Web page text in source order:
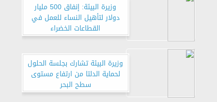
وزيرة البيئة: إنفاق 500 مليار
دولار لتأهيل النساء للعمل في
القطاعات الخضراء
وزيرة البيئة تشارك بجلسة الحلول
لحماية الدلتا من ارتفاع مستوى
سطح البحر